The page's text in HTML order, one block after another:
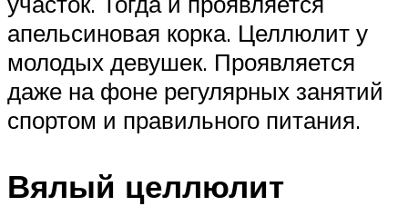
апельсиновая корка. Целлюлит у
молодых девушек. Проявляется
даже на фоне регулярных занятий
спортом и правильного питания.
Вялый целлюлит